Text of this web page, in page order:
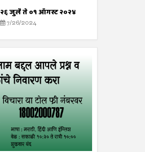
२६ जुलै ते ०१ ऑगस्ट २०२४
7/26/2024